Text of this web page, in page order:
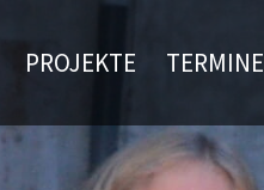
PROJEKTE TERMINE